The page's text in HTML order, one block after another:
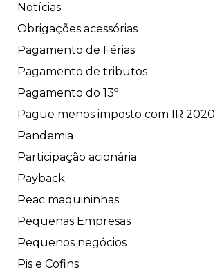
Notícias
Obrigações acessórias
Pagamento de Férias
Pagamento de tributos
Pagamento do 13º
Pague menos imposto com IR 2020
Pandemia
Participação acionária
Payback
Peac maquininhas
Pequenas Empresas
Pequenos negócios
Pis e Cofins